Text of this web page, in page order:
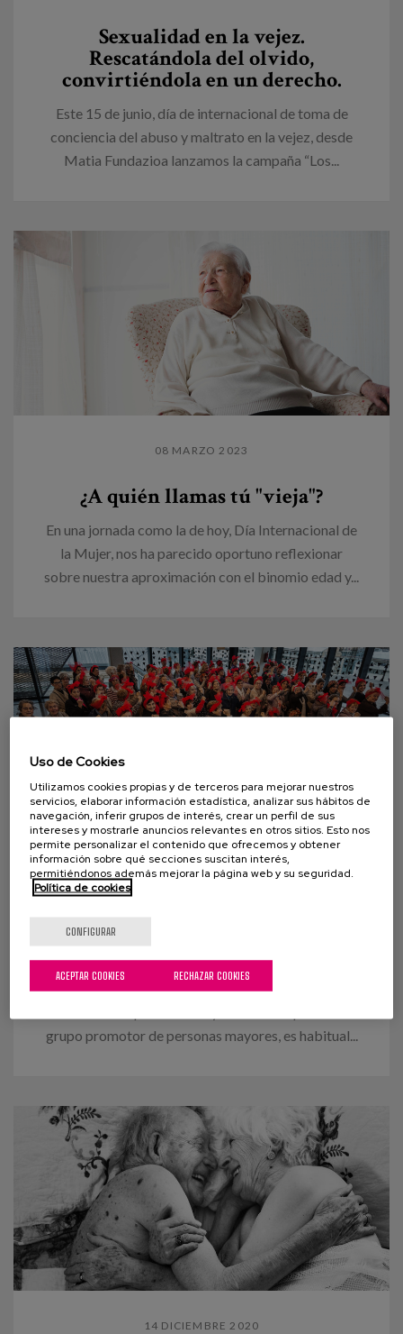
Sexualidad en la vejez.
Rescatándola del olvido,
convirtiéndola en un derecho.
Este 15 de junio, día de internacional de toma de
conciencia del abuso y maltrato en la vejez, desde
Matia Fundazioa lanzamos la campaña “Los...
08 MARZO 2023
¿A quién llamas tú "vieja"?
En una jornada como la de hoy, Día Internacional de
la Mujer, nos ha parecido oportuno reflexionar
sobre nuestra aproximación con el binomio edad y...
07 MARZO 2022
Las viejas invisibilizadas:
discriminaciones de género en la
vejez
En mi trabajo, a la hora de querer hacer un grupo de
grupo promotor de personas mayores, es habitual...
14 DICIEMBRE 2020
Uso de Cookies
Utilizamos cookies propias y de terceros para mejorar nuestros
servicios, elaborar información estadística, analizar sus hábitos de
navegación, inferir grupos de interés, crear un perfil de sus
intereses y mostrarle anuncios relevantes en otros sitios. Esto nos
permite personalizar el contenido que ofrecemos y obtener
información sobre qué secciones suscitan interés,
permitiéndonos además mejorar la página web y su seguridad.
Política de cookies
CONFIGURAR
RECHAZAR COOKIES
ACEPTAR COOKIES